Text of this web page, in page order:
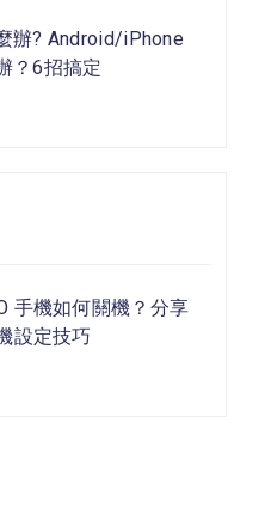
辦? Android/iPhone
？6招搞定
手機如何關機？分享
設定技巧